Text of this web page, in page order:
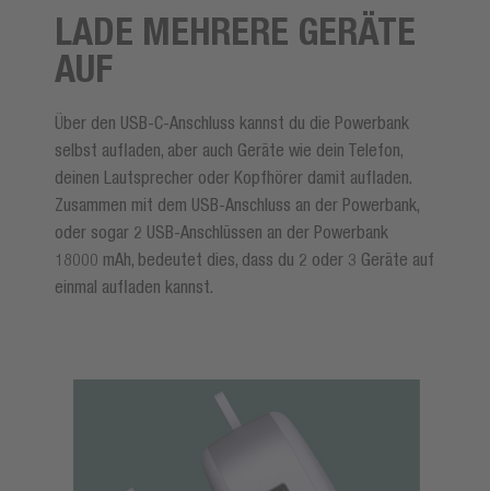
LADE MEHRERE GERÄTE
AUF
Über den USB-C-Anschluss kannst du die Powerbank
selbst aufladen, aber auch Geräte wie dein Telefon,
deinen Lautsprecher oder Kopfhörer damit aufladen.
Zusammen mit dem USB-Anschluss an der Powerbank,
oder sogar 2 USB-Anschlüssen an der Powerbank
18000 mAh, bedeutet dies, dass du 2 oder 3 Geräte auf
einmal aufladen kannst.